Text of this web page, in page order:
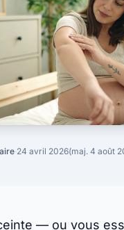
·24 avril 2026(maj. 4 août
— ou vous